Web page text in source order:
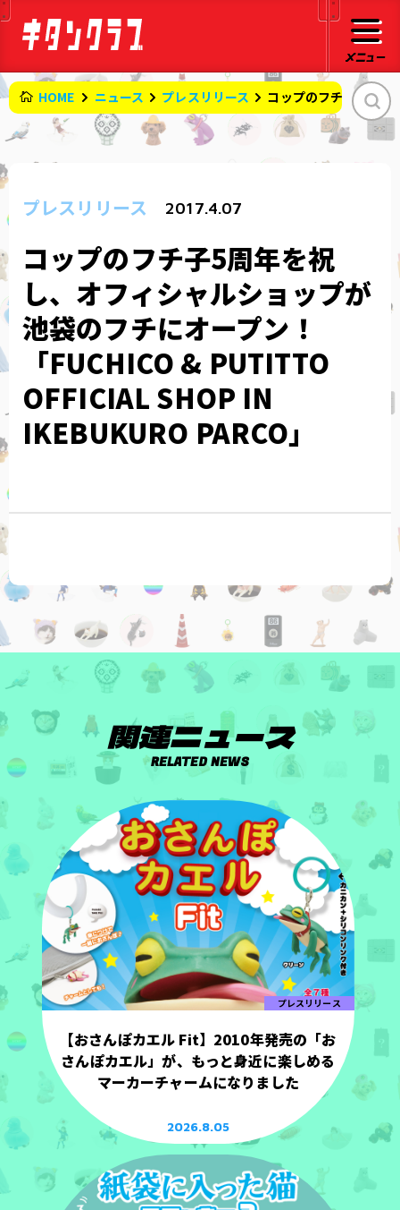
HOME ニュース プレスリリース コップのフチ子5周年
プレスリリース 2017.4.07
コップのフチ子5周年を祝
し、オフィシャルショップが
池袋のフチにオープン！
「FUCHICO & PUTITTO
OFFICIAL SHOP IN
IKEBUKURO PARCO」
関連ニュース
RELATED NEWS
プレスリリース
【おさんぽカエル Fit】2010年発売の「お
さんぽカエル」が、もっと身近に楽しめる
マーカーチャームになりました
2026.8.05